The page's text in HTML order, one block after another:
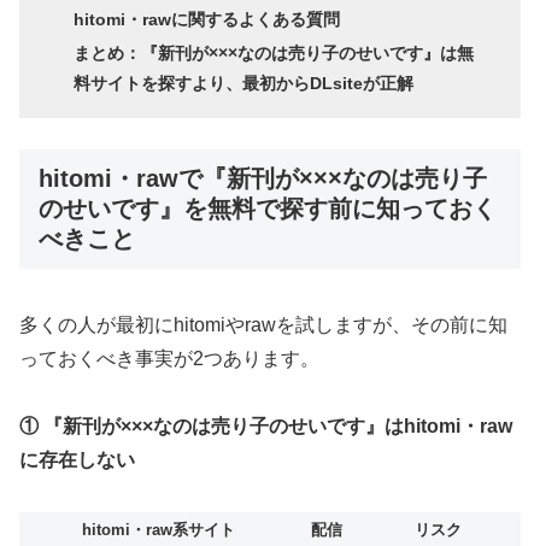
hitomi・rawに関するよくある質問
まとめ：『新刊が×××なのは売り子のせいです』は無
料サイトを探すより、最初からDLsiteが正解
hitomi・rawで『新刊が×××なのは売り子
のせいです』を無料で探す前に知っておく
べきこと
多くの人が最初にhitomiやrawを試しますが、その前に知
っておくべき事実が2つあります。
① 『新刊が×××なのは売り子のせいです』はhitomi・raw
に存在しない
hitomi・raw系サイト 配信
リスク